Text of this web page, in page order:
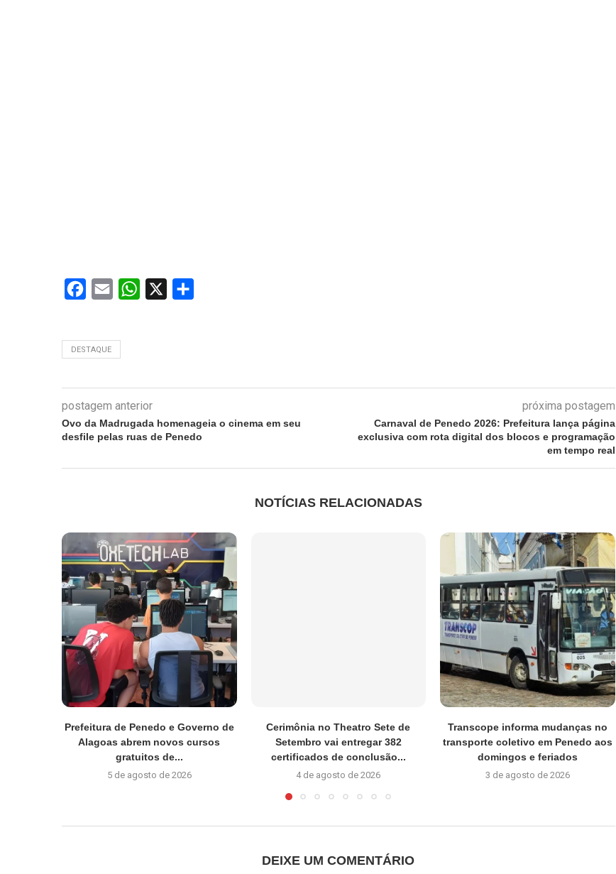
Facebook
Email WhatsApp
DESTAQUE
postagem anterior
Ovo da Madrugada homenageia o cinema em seu
desfile pelas ruas de Penedo
próxima postagem
Carnaval de Penedo 2026: Prefeitura lança página
exclusiva com rota digital dos blocos e programação
em tempo real
NOTÍCIAS RELACIONADAS
Prefeitura de Penedo e Governo de
Alagoas abrem novos cursos
gratuitos de...
5 de agosto de 2026
Cerimônia no Theatro Sete de
Setembro vai entregar 382
certificados de conclusão...
4 de agosto de 2026
Transcope informa mudanças no
transporte coletivo em Penedo aos
domingos e feriados
3 de agosto de 2026
DEIXE UM COMENTÁRIO